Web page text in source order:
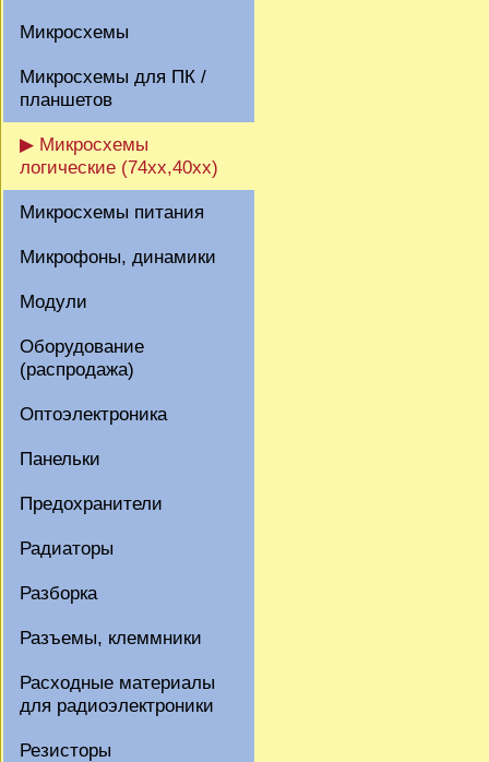
Микросхемы
Микросхемы для ПК /
планшетов
▶ Микросхемы
логические (74xx,40xx)
Микросхемы питания
Микрофоны, динамики
Модули
Оборудование
(распродажа)
Оптоэлектроника
Панельки
Предохранители
Радиаторы
Разборка
Разъемы, клеммники
Расходные материалы
для радиоэлектроники
Резисторы